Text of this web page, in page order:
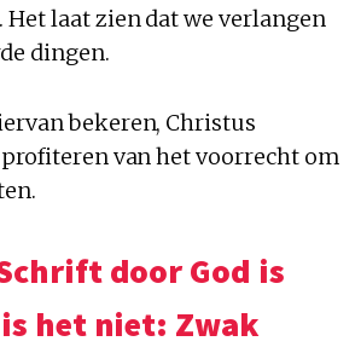
laat zien dat we verlangen
dingen.
bekeren, Christus
van het voorrecht om
door God is
het niet: Zwak